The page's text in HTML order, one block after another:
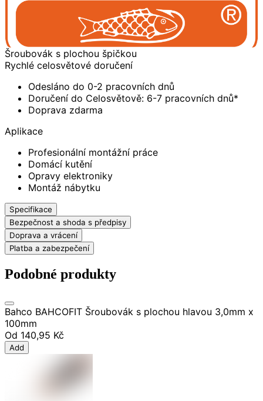
Šroubovák s plochou špičkou
Rychlé celosvětové doručení
Odesláno do 0-2 pracovních dnů
Doručení do Celosvětově: 6-7 pracovních dnů*
Doprava zdarma
Aplikace
Profesionální montážní práce
Domácí kutění
Opravy elektroniky
Montáž nábytku
Specifikace
Bezpečnost a shoda s předpisy
Doprava a vrácení
Platba a zabezpečení
Podobné produkty
Bahco BAHCOFIT Šroubovák s plochou hlavou 3,0mm x
100mm
Od 140,95 Kč
Add